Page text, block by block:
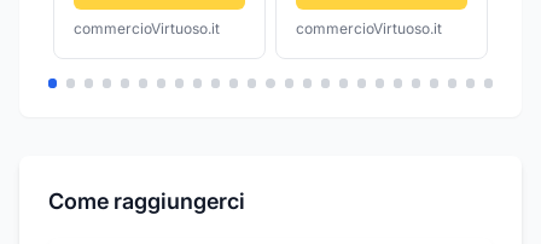
commercioVirtuoso.it commercioVirtuoso.it
Come raggiungerci